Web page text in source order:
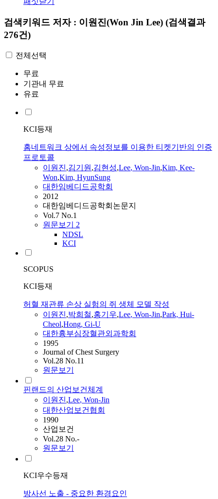
검색키워드 저자 : 이원진(Won Jin Lee) (검색결과
276건)
전체선택
무료
기관내 무료
유료
KCI등재
홈네트워크 상에서 속성정보를 이용한 티켓기반의 인증
프로토콜
이원진,김기원,김현성,Lee, Won-Jin,Kim, Kee-
Won,Kim, HyunSung
대한임베디드공학회
2012
대한임베디드공학회논문지
Vol.7 No.1
원문보기 2
NDSL
KCI
SCOPUS
KCI등재
허혈 재관류 손상 실험의 쥐 생체 모델 작성
이원진,박희철,홍기우,Lee, Won-Jin,Park, Hui-
Cheol,Hong, Gi-U
대한흉부심장혈관외과학회
1995
Journal of Chest Surgery
Vol.28 No.11
원문보기
핀랜드의 산업보건체계
이원진,Lee, Won-Jin
대한산업보건협회
1990
산업보건
Vol.28 No.-
원문보기
KCI우수등재
방사선 노출 - 중요한 환경요인